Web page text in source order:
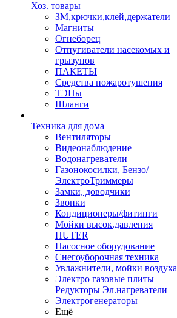
Хоз. товары
ЗМ,крючки,клей,держатели
Магниты
Огнеборец
Отпугиватели насекомых и
грызунов
ПАКЕТЫ
Средства пожаротушения
ТЭНы
Шланги
Техника для дома
Вентиляторы
Видеонаблюдение
Водонагреватели
Газонокосилки, Бензо/
ЭлектроТриммеры
Замки, доводчики
Звонки
Кондиционеры/фитинги
Мойки высок.давления
HUTER
Насосное оборудование
Снегоуборочная техника
Увлажнители, мойки воздуха
Электро газовые плиты
Редукторы Эл.нагреватели
Электрогенераторы
Ещё